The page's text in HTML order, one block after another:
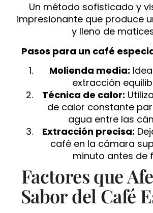
Un método sofisticado y
impresionante que produce
y lleno de
Pasos para un café
Molienda media:
extracción
Técnica de calor:
de calor constante
agua entre las
Extracción precisa:
café en la cámara
minuto antes de
Factores que
Sabor del Café